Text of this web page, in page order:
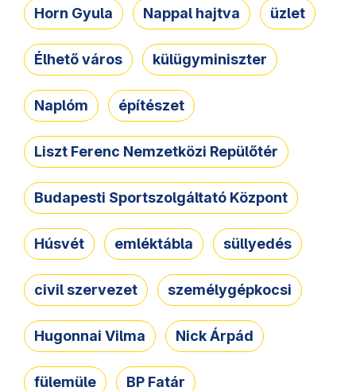
Horn Gyula Nappal hajtva üzlet
Élhető város külügyminiszter
Naplóm építészet
Liszt Ferenc Nemzetközi Repülőtér
Budapesti Sportszolgáltató Központ
Húsvét emléktábla süllyedés
civil szervezet személygépkocsi
Hugonnai Vilma Nick Árpád
fülemüle BP Fatár